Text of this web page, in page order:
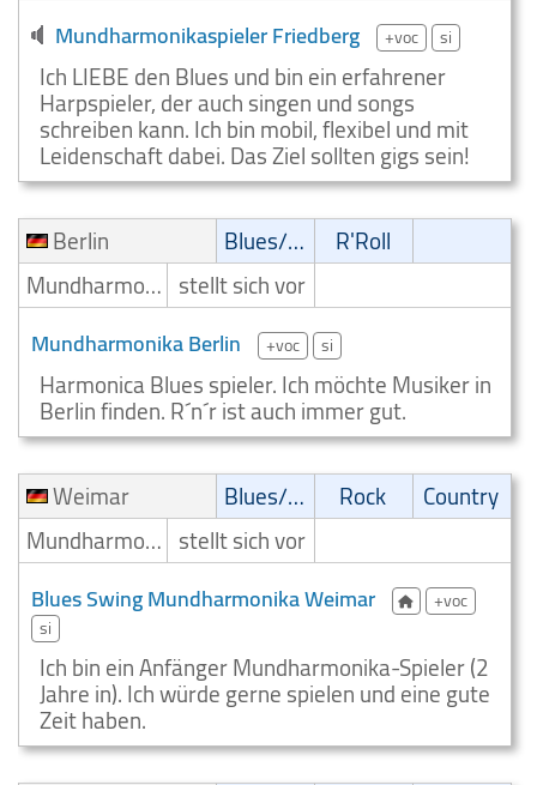
Mundharmonikaspieler Friedberg +voc si
Ich LIEBE den Blues und bin ein erfahrener
Harpspieler, der auch singen und songs
schreiben kann. Ich bin mobil, flexibel und mit
Leidenschaft dabei. Das Ziel sollten gigs sein!
Berlin
Blues/Swing
R'Roll
Mundharmonikaspieler stellt sich vor
Mundharmonika Berlin +voc si
Harmonica Blues spieler. Ich möchte Musiker in
Berlin finden. R´n´r ist auch immer gut.
Weimar
Blues/Swing Rock
Country
Mundharmonikaspieler stellt sich vor
Blues Swing Mundharmonika Weimar
+voc
si
Ich bin ein Anfänger Mundharmonika-Spieler (2
Jahre in). Ich würde gerne spielen und eine gute
Zeit haben.